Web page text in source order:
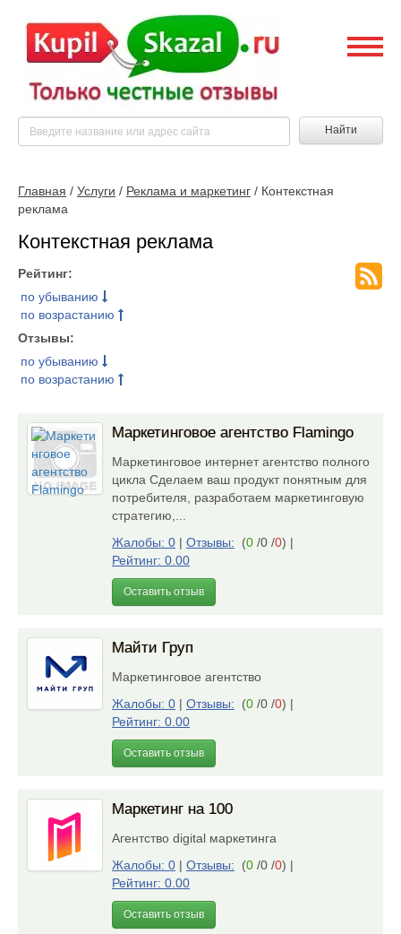
Найти
Главная / Услуги / Реклама и маркетинг / Контекстная
реклама
Контекстная реклама
Рейтинг:
по убыванию
по возрастанию
Отзывы:
по убыванию
по возрастанию
Маркетинговое агентство Flamingo
Маркетинговое интернет агентство полного
цикла Сделаем ваш продукт понятным для
потребителя, разработаем маркетинговую
стратегию,...
Жалобы: 0 | Отзывы: (0 /0 /0) |
Рейтинг: 0.00
Оставить отзыв
Майти Груп
Маркетинговое агентство
Жалобы: 0 | Отзывы: (0 /0 /0) |
Рейтинг: 0.00
Оставить отзыв
Маркетинг на 100
Агентство digital маркетинга
Жалобы: 0 | Отзывы: (0 /0 /0) |
Рейтинг: 0.00
Оставить отзыв